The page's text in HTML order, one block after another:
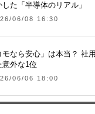
した「半導体のリアル」
06/08 16:30
モなら安心」は本当？ 社
意外な1位
06/06 18:00